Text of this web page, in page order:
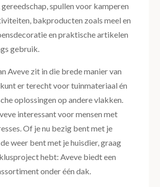
spullen voor kamperen
bakproducten zoals meel en
en praktische artikelen
gebruik.
Aveve zit in die brede manier van
er terecht voor tuinmateriaal én
oplossingen op andere vlakken.
interessant voor mensen met
Of je nu bezig bent met je
weer bent met je huisdier, graag
hebt: Aveve biedt een
onder één dak.